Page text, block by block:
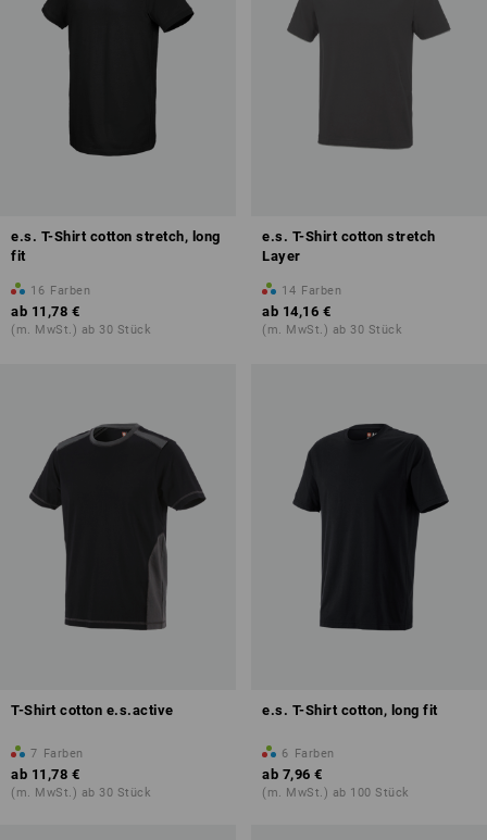
e.s. T-Shirt cotton stretch, long
fit
16 Farben
ab 11,78 €
(m. MwSt.) ab 30 Stück
e.s. T-Shirt cotton stretch
Layer
14 Farben
ab 14,16 €
(m. MwSt.) ab 30 Stück
T-Shirt cotton e.s.active
7 Farben
ab 11,78 €
(m. MwSt.) ab 30 Stück
e.s. T-Shirt cotton, long fit
6 Farben
ab 7,96 €
(m. MwSt.) ab 100 Stück